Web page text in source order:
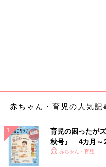
4時間ほど作業して月40,000
ライアントだと、効率よく稼
外のライティングだと下調べ
デザイナー
グラフィックデザイナーです
赤ちゃん・育児の人気記
育児の困ったが
秋号』 4カ月～
いっぱい！
赤ちゃん・育児